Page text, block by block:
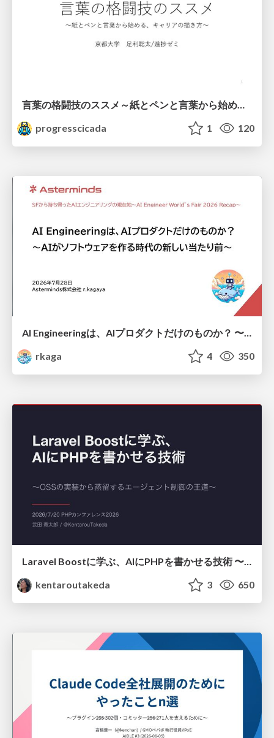
言葉の格闘技のススメ～紙とペンと言葉から始める、キャリアの描き方～
progresscicada
1 120
AI Engineeringは、AIプロダクトだけのものか？ 〜AIがソフトウェアを作る時代の新しい当たり前〜 / No AI in your product. AI Engineering in your development.
rkaga
4 350
kentaroutakeda
3 650